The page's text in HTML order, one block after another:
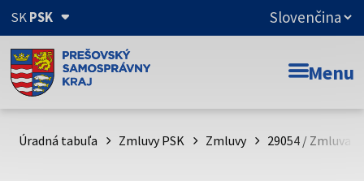
SKPSK
Doména psk.sk je oficiálna
Toto je oficiálna webová stránka Prešovského
psk.sk.
Menu
Úradná tabuľa Zmluvy PSK Zmluvy 29054 / Zmluva